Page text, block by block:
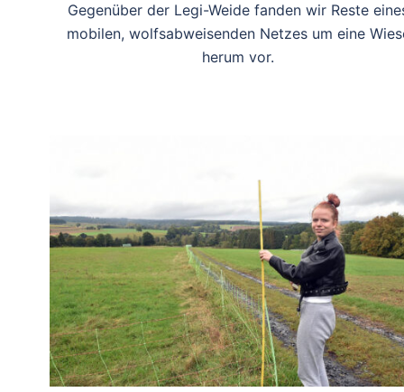
Gegenüber der Legi-Weide fanden wir Reste
mobilen, wolfsabweisenden Netzes um eine
herum vor.